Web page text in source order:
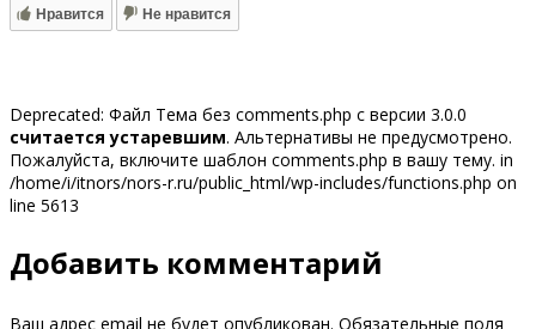
Нравится Не нравится
Deprecated: Файл Тема без comments.php с версии 3.0.0
считается устаревшим. Альтернативы не предусмотрено.
Пожалуйста, включите шаблон comments.php в вашу тему. in
/home/i/itnors/nors-r.ru/public_html/wp-includes/functions.php on
line 5613
Добавить комментарий
Ваш адрес email не будет опубликован. Обязательные поля